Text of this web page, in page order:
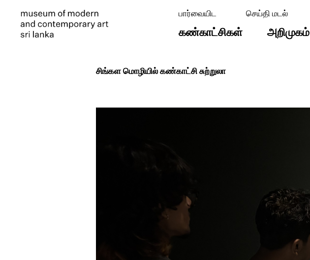
பார்வையிட செய்தி மடல்
கண்காட்சிகள் அறிமுகம்
சிங்கள மொழியில் கண்காட்சி சுற்றுலா